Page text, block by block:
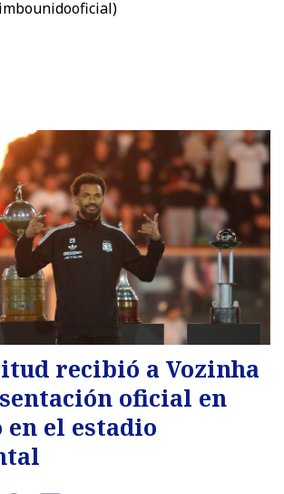
recibió a Vozinha
oficial en
en el estadio